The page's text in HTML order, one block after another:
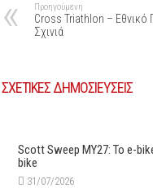
Προηγούμενη
Cross Triathlon – Εθνικό
Σχινιά
ΣΧΕΤΙΚΕΣ ΔΗΜΟΣΙΕΥΣΕΙΣ
Scott Sweep MY27: Το e-
bike
31/07/2026